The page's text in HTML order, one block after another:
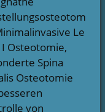
Le
Osteotomie,
Spina
Osteotomie
von